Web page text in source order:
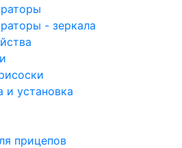
- зеркала
установка
прицепов